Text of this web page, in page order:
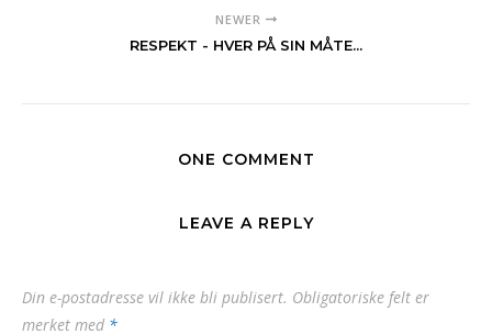
NEWER
RESPEKT - HVER PÅ SIN MÅTE...
ONE COMMENT
LEAVE A REPLY
Din e-postadresse vil ikke bli publisert. Obligatoriske felt er
merket med *